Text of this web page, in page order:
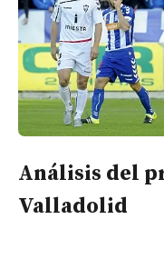
Análisis del
Valladolid